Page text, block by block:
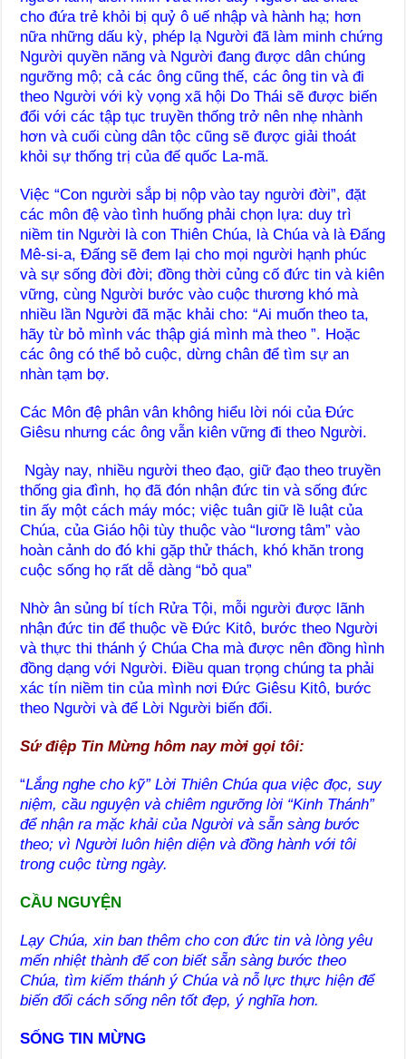
cho đứa trẻ khỏi bị quỷ ô uế nhập và hành hạ; hơn
nữa những dấu kỳ, phép lạ Người đã làm minh chứng
Người quyền năng và Người đang được dân chúng
ngưỡng mộ; cả các ông cũng thế, các ông tin và đi
theo Người với kỳ vọng xã hội Do Thái sẽ được biến
đổi với các tập tục truyền thống trở nên nhẹ nhành
hơn và cuối cùng dân tộc cũng sẽ được giải thoát
khỏi sự thống trị của đế quốc La-mã.
Việc “Con người sắp bị nộp vào tay người đời”, đặt
các môn đệ vào tình huống phải chọn lựa: duy trì
niềm tin Người là con Thiên Chúa, là Chúa và là Đấng
Mê-si-a, Đấng sẽ đem lại cho mọi người hạnh phúc
và sự sống đời đời; đồng thời củng cố đức tin và kiên
vững, cùng Người bước vào cuộc thương khó mà
nhiều lần Người đã mặc khải cho: “Ai muốn theo ta,
hãy từ bỏ mình vác thập giá mình mà theo ”. Hoặc
các ông có thể bỏ cuộc, dừng chân để tìm sự an
nhàn tạm bợ.
Các Môn đệ phân vân không hiểu lời nói của Đức
Giêsu nhưng các ông vẫn kiên vững đi theo Người.
Ngày nay, nhiều người theo đạo, giữ đạo theo truyền
thống gia đình, họ đã đón nhận đức tin và sống đức
tin ấy một cách máy móc; việc tuân giữ lề luật của
Chúa, của Giáo hội tùy thuộc vào “lương tâm” vào
hoàn cảnh do đó khi gặp thử thách, khó khăn trong
cuộc sống họ rất dễ dàng “bỏ qua”
Nhờ ân sủng bí tích Rửa Tội, mỗi người được lãnh
nhận đức tin để thuộc về Đức Kitô, bước theo Người
và thực thi thánh ý Chúa Cha mà được nên đồng hình
đồng dạng với Người. Điều quan trọng chúng ta phải
xác tín niềm tin của mình nơi Đức Giêsu Kitô, bước
theo Người và để Lời Người biến đổi.
Sứ điệp Tin Mừng hôm nay mời gọi tôi:
“Lắng nghe cho kỹ” Lời Thiên Chúa qua việc đọc, suy
niệm, cầu nguyện và chiêm ngưỡng lời “Kinh Thánh”
để nhận ra mặc khải của Người và sẵn sàng bước
theo; vì Người luôn hiện diện và đồng hành với tôi
trong cuộc từng ngày.
CẦU NGUYỆN
Lạy Chúa, xin ban thêm cho con đức tin và lòng yêu
mến nhiệt thành để con biết sẵn sàng bước theo
Chúa, tìm kiếm thánh ý Chúa và nỗ lực thực hiện để
biến đổi cách sống nên tốt đẹp, ý nghĩa hơn.
SỐNG TIN MỪNG